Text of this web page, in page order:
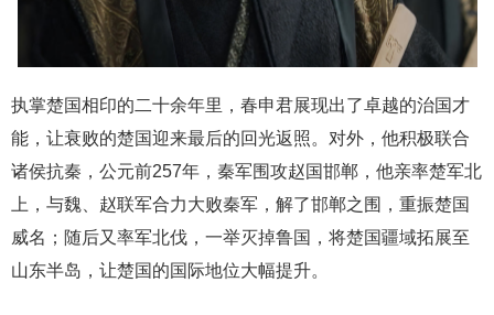
执掌楚国相印的二十余年里，春申君展现出了卓越的治国才
能，让衰败的楚国迎来最后的回光返照。对外，他积极联合
诸侯抗秦，公元前257年，秦军围攻赵国邯郸，他亲率楚军北
上，与魏、赵联军合力大败秦军，解了邯郸之围，重振楚国
威名；随后又率军北伐，一举灭掉鲁国，将楚国疆域拓展至
山东半岛，让楚国的国际地位大幅提升。